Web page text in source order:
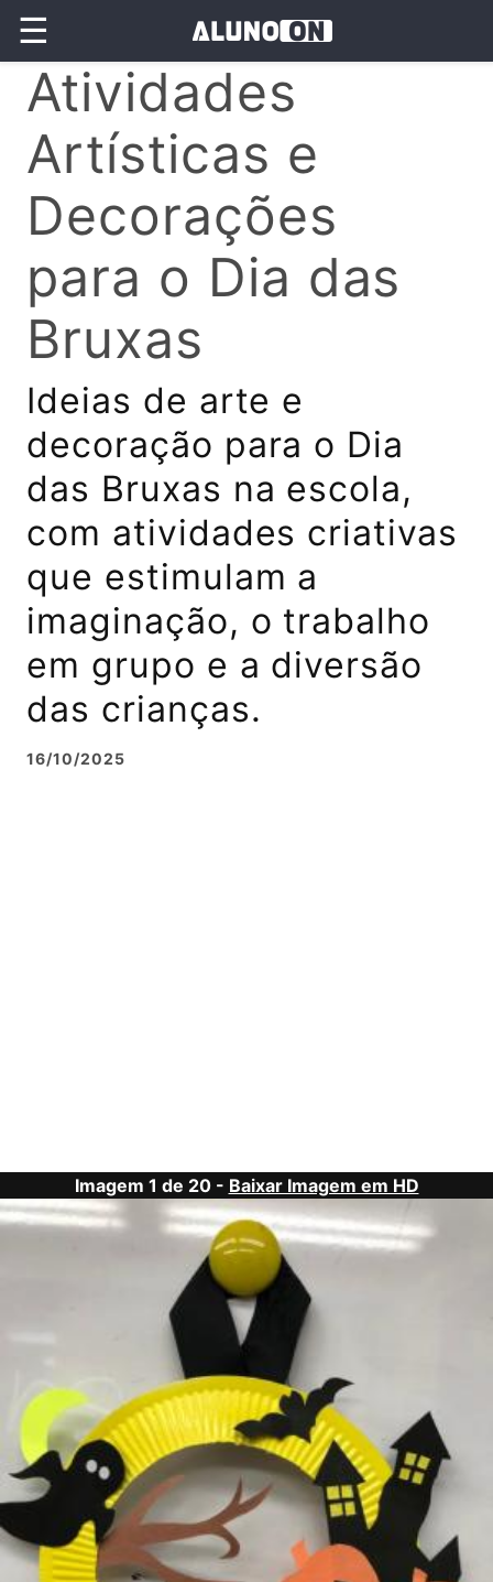
☰
Atividades
Artísticas e
Decorações
para o Dia das
Bruxas
Ideias de arte e
decoração para o Dia
das Bruxas na escola,
com atividades criativas
que estimulam a
imaginação, o trabalho
em grupo e a diversão
das crianças.
16/10/2025
Imagem 1 de 20 - Baixar Imagem em HD